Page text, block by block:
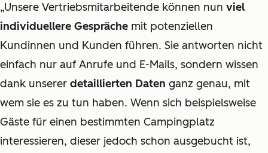
„Unsere Vertriebsmitarbeitende können nun viel
individuellere Gespräche mit potenziellen
Kundinnen und Kunden führen. Sie antworten nicht
einfach nur auf Anrufe und E-Mails, sondern wissen
dank unserer detaillierten Daten ganz genau, mit
wem sie es zu tun haben. Wenn sich beispielsweise
Gäste für einen bestimmten Campingplatz
interessieren, dieser jedoch schon ausgebucht ist,